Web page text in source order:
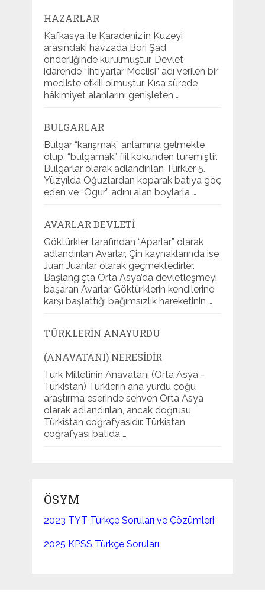
HAZARLAR
Kafkasya ile Karadeniz’in Kuzeyi
arasındaki havzada Böri Şad
önderliğinde kurulmuştur. Devlet
idarende “İhtiyarlar Meclisi” adı verilen bir
mecliste etkili olmuştur. Kısa sürede
hâkimiyet alanlarını genişleten …
BULGARLAR
Bulgar “karışmak” anlamına gelmekte
olup; “bulgamak” fiil kökünden türemiştir.
Bulgarlar olarak adlandırılan Türkler 5.
Yüzyılda Oğuzlardan koparak batıya göç
eden ve “Ogur” adını alan boylarla …
AVARLAR DEVLETI
Göktürkler tarafından “Aparlar” olarak
adlandırılan Avarlar, Çin kaynaklarında ise
Juan Juanlar olarak geçmektedirler.
Başlangıçta Orta Asya’da devletleşmeyi
başaran Avarlar Göktürklerin kendilerine
karşı başlattığı bağımsızlık hareketinin …
TÜRKLERIN ANAYURDU
(ANAVATANI) NERESIDIR
Türk Milletinin Anavatanı (Orta Asya –
Türkistan) Türklerin ana yurdu çoğu
araştırma eserinde sehven Orta Asya
olarak adlandırılan, ancak doğrusu
Türkistan coğrafyasıdır. Türkistan
coğrafyası batıda …
ÖSYM
2023 TYT Türkçe Soruları ve Çözümleri
2025 KPSS Türkçe Soruları